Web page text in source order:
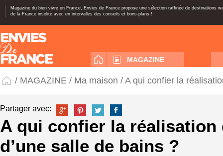
Magazine du bien vivre en France, Envies de France propose une sélection raffinée de destinations
de la France insolite avec en intervalles des conseils et bons-plans !
MAGAZINE
/ MAGAZINE / Ma maison / A qui confier la
Partager avec:
A qui confier la réalisation
d’une salle de bains ?